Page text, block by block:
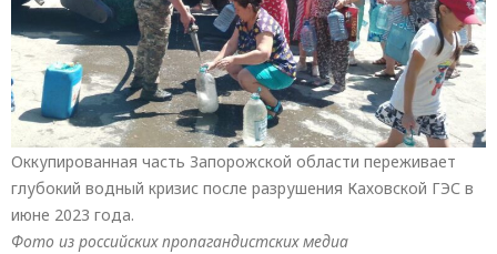
Оккупированная часть Запорожской области переживает
глубокий водный кризис после разрушения Каховской ГЭС в
июне 2023 года.
Фото из российских пропагандистских медиа